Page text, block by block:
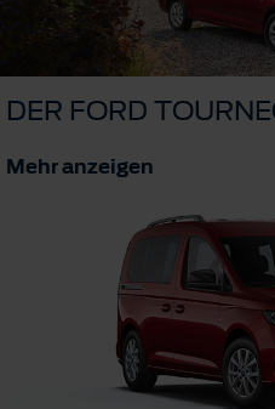
DER FORD
Mehr anzeigen